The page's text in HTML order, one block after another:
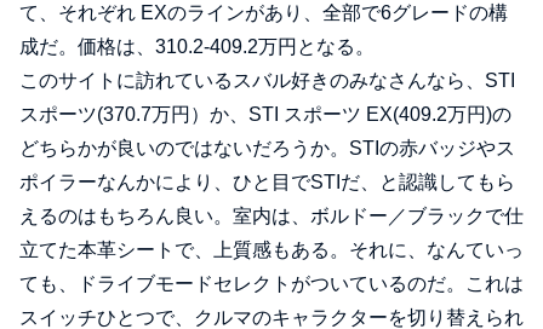
て、それぞれ EXのラインがあり、全部で6グレードの構
成だ。価格は、310.2-409.2万円となる。
このサイトに訪れているスバル好きのみなさんなら、STI
スポーツ(370.7万円）か、STI スポーツ EX(409.2万円)の
どちらかが良いのではないだろうか。STIの赤バッジやス
ポイラーなんかにより、ひと目でSTIだ、と認識してもら
えるのはもちろん良い。室内は、ボルドー／ブラックで仕
立てた本革シートで、上質感もある。それに、なんていっ
ても、ドライブモードセレクトがついているのだ。これは
スイッチひとつで、クルマのキャラクターを切り替えられ